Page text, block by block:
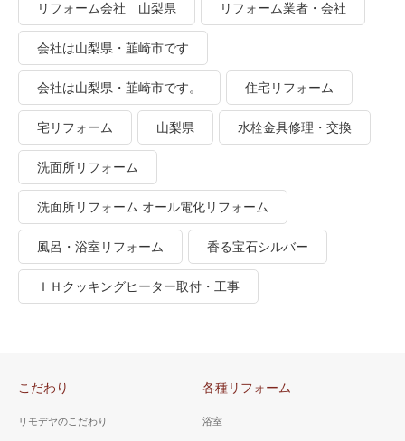
リフォーム会社 山梨県 リフォーム業者・会社
会社は山梨県・韮崎市です
会社は山梨県・韮崎市です。 住宅リフォーム
宅リフォーム 山梨県 水栓金具修理・交換
洗面所リフォーム
洗面所リフォーム オール電化リフォーム
風呂・浴室リフォーム 香る宝石シルバー
ＩＨクッキングヒーター取付・工事
こだわり
リモデヤのこだわり
各種リフォーム
浴室